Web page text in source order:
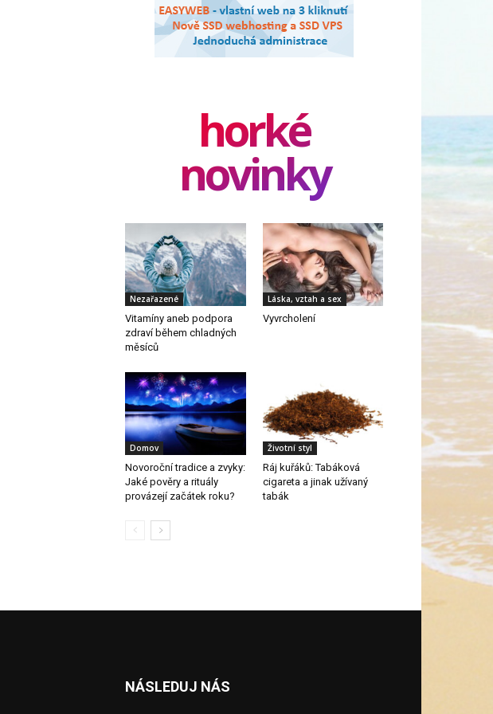
horké
novinky
Nezařazené
Vitamíny aneb podpora
zdraví během chladných
měsíců
Láska, vztah a sex
Vyvrcholení
Domov
Novoroční tradice a zvyky:
Jaké pověry a rituály
provázejí začátek roku?
Životní styl
Ráj kuřáků: Tabáková
cigareta a jinak užívaný
tabák
NÁSLEDUJ NÁS